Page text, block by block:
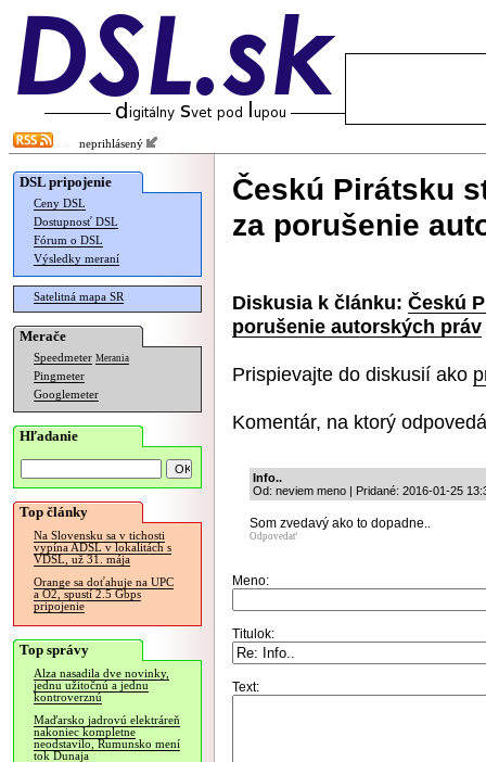
neprihlásený
DSL pripojenie
Ceny DSL
Dostupnosť DSL
Fórum o DSL
Výsledky meraní
Satelitná mapa SR
Merače
Speedmeter Merania
Pingmeter
Googlemeter
Hľadanie
Top články
Na Slovensku sa v tichosti
vypína ADSL v lokalitách s
VDSL, už 31. mája
Orange sa doťahuje na UPC
a O2, spustí 2.5 Gbps
pripojenie
Top správy
Alza nasadila dve novinky,
jednu užitočnú a jednu
kontroverznú
Maďarsko jadrovú elektráreň
nakoniec kompletne
neodstavilo, Rumunsko mení
tok Dunaja
Českú Pirátsku
za porušenie
Diskusia k článku: Českú
porušenie autorských práv
Prispievajte do diskusií ako
Komentár, na ktorý
Info..
Od: neviem meno | Pridané: 2016-01-25
Som zvedavý ako to dopadne..
Odpovedať
Meno:
Titulok:
Text: